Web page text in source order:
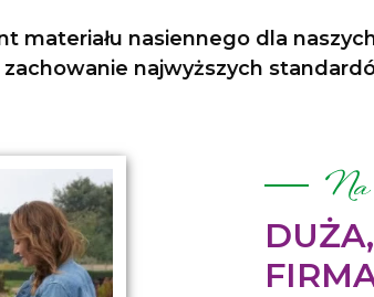
materiału nasiennego dla
zachowanie najwyższych
Na